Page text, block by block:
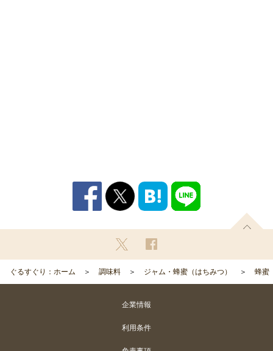
ぐるすぐり：ホーム 調味料 ジャム・蜂蜜（はちみつ） 蜂蜜
企業情報
利用条件